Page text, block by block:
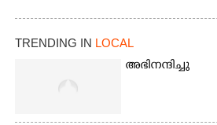
TRENDING IN LOCAL
അഭിനന്ദിച്ചു